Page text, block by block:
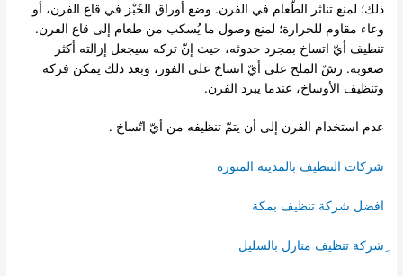
ذلك؛ لمنع تناثر الطّعام في الفرن. وضع أوراق الخَبْز في قاع الفرن، أو
وعاء مقاوم للحرارة؛ لمنع وصول ما يُسكب من طعام إلى قاع الفرن.
تنظيف أيّ اتساخ بمجرد حدوثه، حيث إنّ تركه سيجعل إزالته أكثر
صعوبة. رشّ الملح على أيّ اتساخ على الفور، وبعد ذلك يمكن فركه
وتنظيف الأوساخ، عندما يبرد الفرن.
عدم استخدام الفرن إلى أن يتمّ تنظيفه من أيّ اتّساخ .
شركات التنظيف بالمدينة المنورة
افضل شركة تنظيف بمكة
ِشركة تنظيف منازل بالسليل